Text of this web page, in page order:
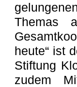
Themas
heute“ ist
Stiftung
zudem